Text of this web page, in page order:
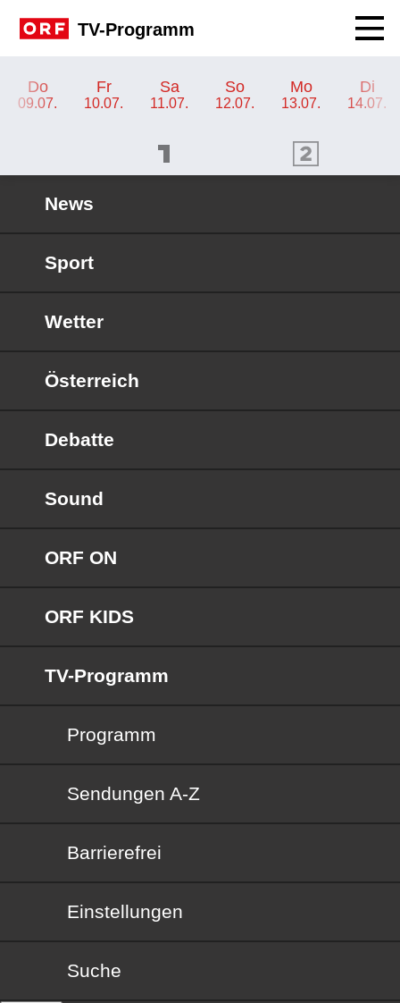
TV-Programm
Do
09.07.
Fr
10.07.
Sa
11.07.
So
12.07.
Mo
13.07.
Di
14.07.
ORF 2 Programm
News
Sport
Wetter
Österreich
Debatte
Sound
ORF ON
ORF KIDS
TV-Programm
Programm
Sendungen von A bis Z
Sendungen A-Z
Barrierefrei
Barrierefrei
Einstellungen
Suche